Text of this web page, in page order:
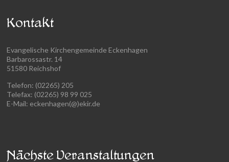
Kontakt
Evangelische Kirchengemeinde Eckenhagen
Barbarossastr. 14
51580 Reichshof
Telefon: (02265) 205
Telefax: (02265) 98 99 025
E-Mail: eckenhagen(@)ekir.de
Nächste Veranstaltungen